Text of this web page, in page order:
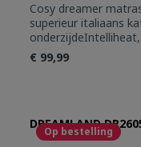
Cosy dreamer
superieur italiaans
heat up functie (snel
veilig voor
€ 99,99
Op bestelling
DREAMLAND